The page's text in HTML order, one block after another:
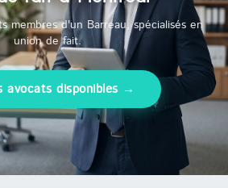
membres d'un Barreau, spécialisés en
union de fait.
avocats disponibles →